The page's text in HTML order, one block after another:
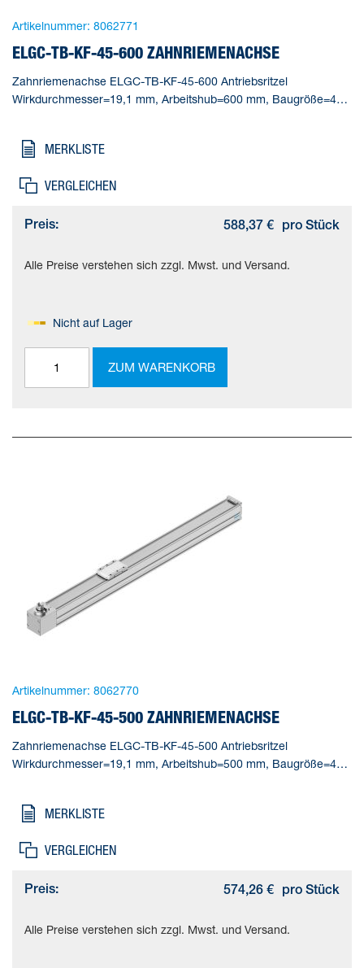
Artikelnummer: 8062771
ELGC-TB-KF-45-600 ZAHNRIEMENACHSE
Zahnriemenachse ELGC-TB-KF-45-600 Antriebsritzel
Wirkdurchmesser=19,1 mm, Arbeitshub=600 mm, Baugröße=45,
MERKLISTE
VERGLEICHEN
Preis: 588,37 € pro Stück
Alle Preise verstehen sich zzgl. Mwst. und Versand.
Nicht auf Lager
ZUM WARENKORB
Artikelnummer: 8062770
ELGC-TB-KF-45-500 ZAHNRIEMENACHSE
Zahnriemenachse ELGC-TB-KF-45-500 Antriebsritzel
Wirkdurchmesser=19,1 mm, Arbeitshub=500 mm, Baugröße=45,
MERKLISTE
VERGLEICHEN
Preis: 574,26 € pro Stück
Alle Preise verstehen sich zzgl. Mwst. und Versand.